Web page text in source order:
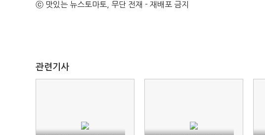
ⓒ 맛있는 뉴스토마토, 무단 전재 - 재배포 금지
관련기사